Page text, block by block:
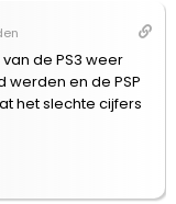
de PS3 weer
en de PSP
het slechte cijfers